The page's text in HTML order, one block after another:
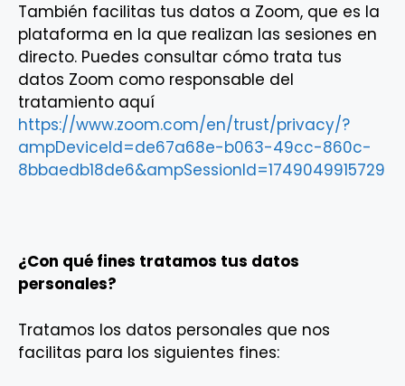
También facilitas tus datos a Zoom, que es la
plataforma en la que realizan las sesiones en
directo. Puedes consultar cómo trata tus
datos Zoom como responsable del
tratamiento aquí
https://www.zoom.com/en/trust/privacy/?
ampDeviceId=de67a68e-b063-49cc-860c-
8bbaedb18de6&ampSessionId=1749049915729
¿Con qué fines tratamos tus datos
personales?
Tratamos los datos personales que nos
facilitas para los siguientes fines: